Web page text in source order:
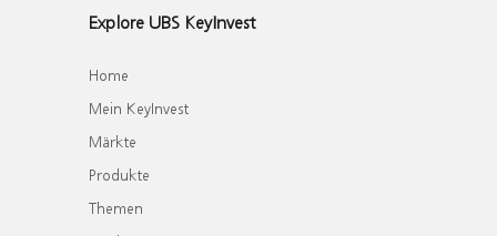
Explore UBS KeyInvest
Home
Mein KeyInvest
Märkte
Produkte
Themen